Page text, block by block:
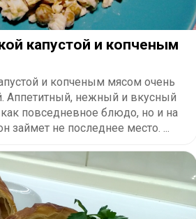
капустой и копченым
и копченым мясом очень
Аппетитный, нежный и вкусный
повседневное блюдо, но и на
займет не последнее место. ...